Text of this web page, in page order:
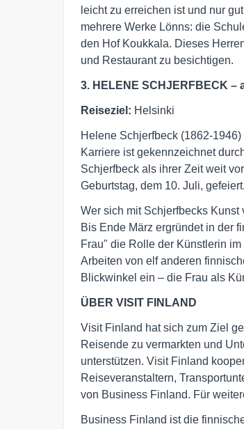
leicht zu erreichen ist und nur
mehrere Werke Lönns: die
den Hof Koukkala. Dieses
und Restaurant zu besichtigen.
3. HELENE SCHJERFBECK
Reiseziel: Helsinki
Helene Schjerfbeck (1862-
Karriere ist gekennzeichnet
Schjerfbeck als ihrer Zeit weit
Geburtstag, dem 10. Juli, gefeiert.
Wer sich mit Schjerfbecks
Bis Ende März ergründet in der
Frau" die Rolle der Künstlerin
Arbeiten von elf anderen
Blickwinkel ein – die Frau als
ÜBER VISIT FINLAND
Visit Finland hat sich zum Ziel
Reisende zu vermarkten und
unterstützen. Visit Finland
Reiseveranstaltern,
von Business Finland. Für
Business Finland ist die